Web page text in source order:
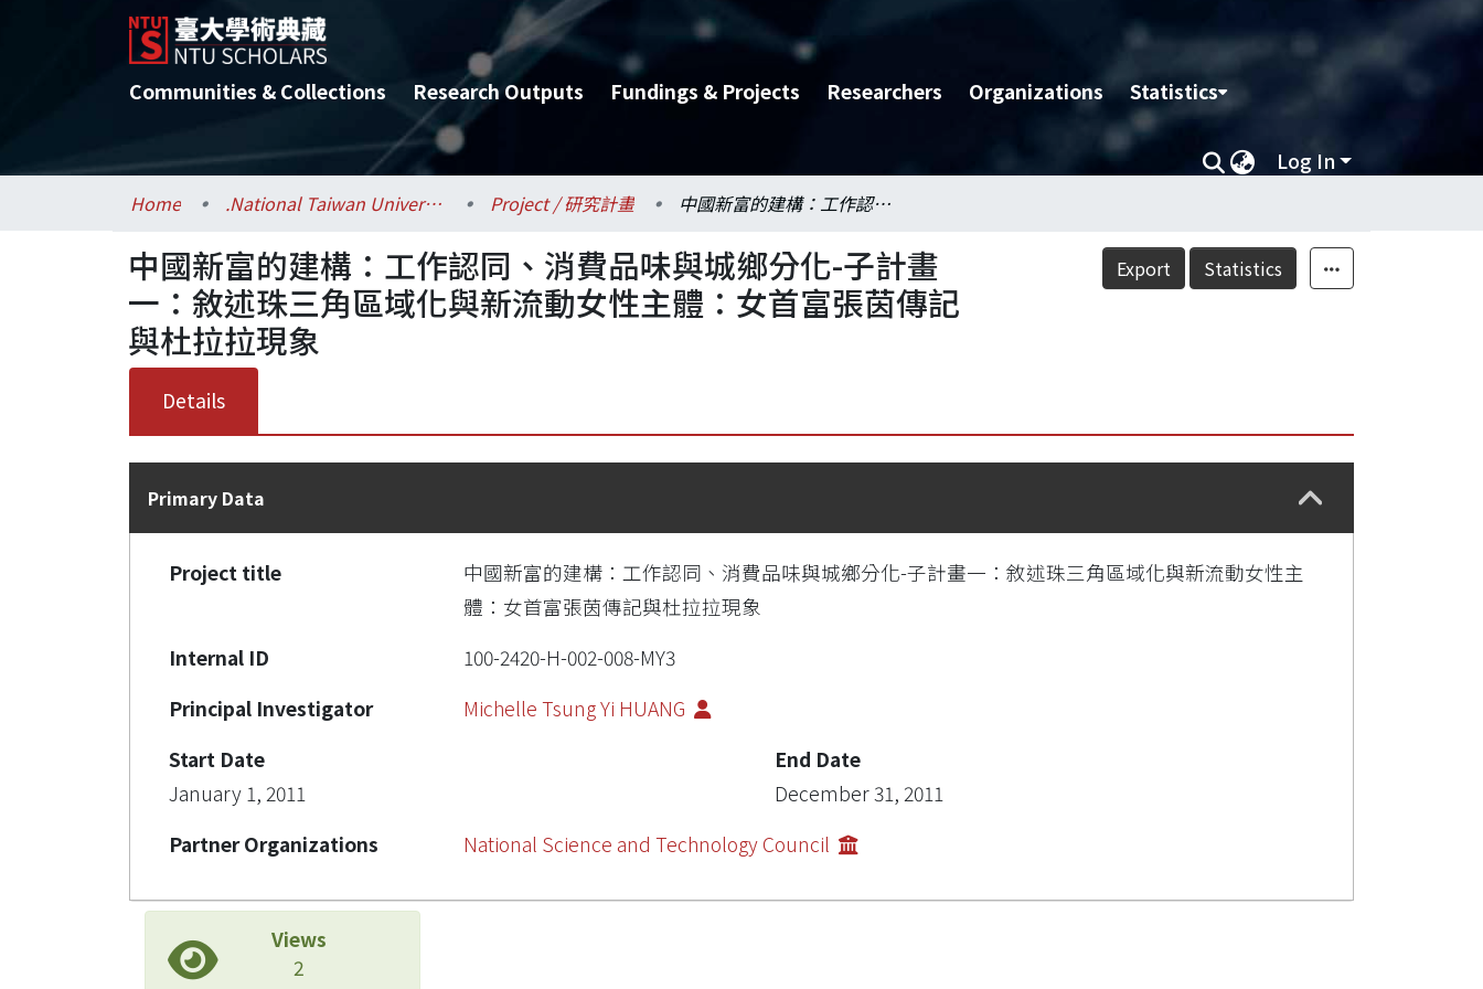
Communities & Collections Research Outputs Fundings & Projects Researchers Organizations Statistics
Log In
Home .National Taiwan University / 國立臺灣大學 Project / 研究計畫 中國新富的建構：工作認同、消費品味與城鄉分化-子計畫一：敘述珠三角區域化與新流動女性主體：女首富張茵傳記與杜拉拉現象
Export Statistics
中國新富的建構：工作認同、消費品味與城鄉分化-子計畫
一：敘述珠三角區域化與新流動女性主體：女首富張茵傳記
與杜拉拉現象
Details
Primary Data
Project title
中國新富的建構：工作認同、消費品味與城鄉分化-子計畫一：敘述珠三角區域化與新流動女性主
體：女首富張茵傳記與杜拉拉現象
Internal ID
100-2420-H-002-008-MY3
Principal Investigator
Michelle Tsung Yi HUANG
Start Date
January 1, 2011
End Date
December 31, 2011
Partner Organizations
National Science and Technology Council
Views
2